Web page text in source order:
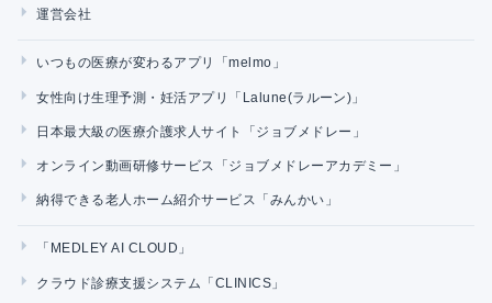
運営会社
いつもの医療が変わるアプリ「melmo」
女性向け生理予測・妊活アプリ「Lalune(ラルーン)」
日本最大級の医療介護求人サイト「ジョブメドレー」
オンライン動画研修サービス「ジョブメドレーアカデミー」
納得できる老人ホーム紹介サービス「みんかい」
「MEDLEY AI CLOUD」
クラウド診療支援システム「CLINICS」